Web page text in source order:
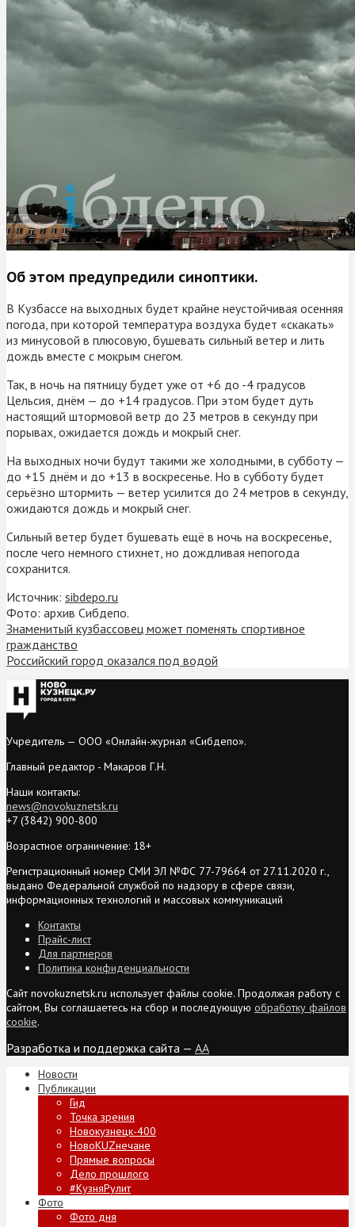
Об этом предупредили синоптики.
В Кузбассе на выходных будет крайне неустойчивая осенняя
погода, при которой температура воздуха будет «скакать»
из минусовой в плюсовую, бушевать сильный ветер и лить
дождь вместе с мокрым снегом.
Так, в ночь на пятницу будет уже от +6 до -4 градусов
Цельсия, днём — до +14 градусов. При этом будет дуть
настоящий штормовой ветр до 23 метров в секунду при
порывах, ожидается дождь и мокрый снег.
На выходных ночи будут такими же холодными, в субботу —
до +15 днём и до +13 в воскресенье. Но в субботу будет
серьёзно штормить — ветер усилится до 24 метров в секунду,
ожидаются дождь и мокрый снег.
Сильный ветер будет бушевать ещё в ночь на воскресенье,
после чего немного стихнет, но дождливая непогода
сохранится.
Источник: sibdepo.ru
Фото: архив Сибдепо.
Знаменитый кузбассовец может поменять спортивное
гражданство
Российский город оказался под водой
Учредитель — ООО «Онлайн-журнал «Сибдепо».
Главный редактор - Макаров Г.Н.
Наши контакты:
news@novokuznetsk.ru
+7 (3842) 900-800
Возрастное ограничение: 18+
Регистрационный номер СМИ ЭЛ №ФС 77-79664 от 27.11.2020 г.,
выдано Федеральной службой по надзору в сфере связи,
информационных технологий и массовых коммуникаций
Контакты
Прайс-лист
Для партнеров
Политика конфиденциальности
Сайт novokuznetsk.ru использует файлы cookie. Продолжая работу с
сайтом, Вы соглашаетесь на сбор и последующую обработку файлов
cookie.
Разработка и поддержка сайта — AA
Новости
Публикации
Гид
Точка зрения
Новокузнецк-400
НовоKUZнечане
Прямые вопросы
Дело прошлого
#КузняРулит
Фото
Фото дня